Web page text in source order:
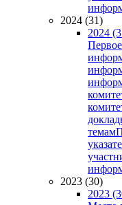
2024 (31)
2024
темам
2023 (30)
2023